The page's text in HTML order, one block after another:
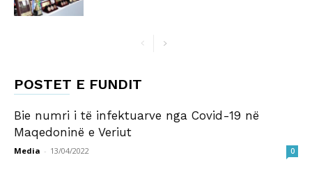
POSTET E FUNDIT
Bie numri i të infektuarve nga Covid-19 në
Maqedoninë e Veriut
Media - 13/04/2022 0